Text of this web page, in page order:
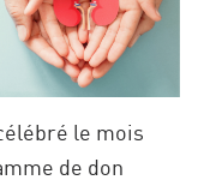
le mois
de don